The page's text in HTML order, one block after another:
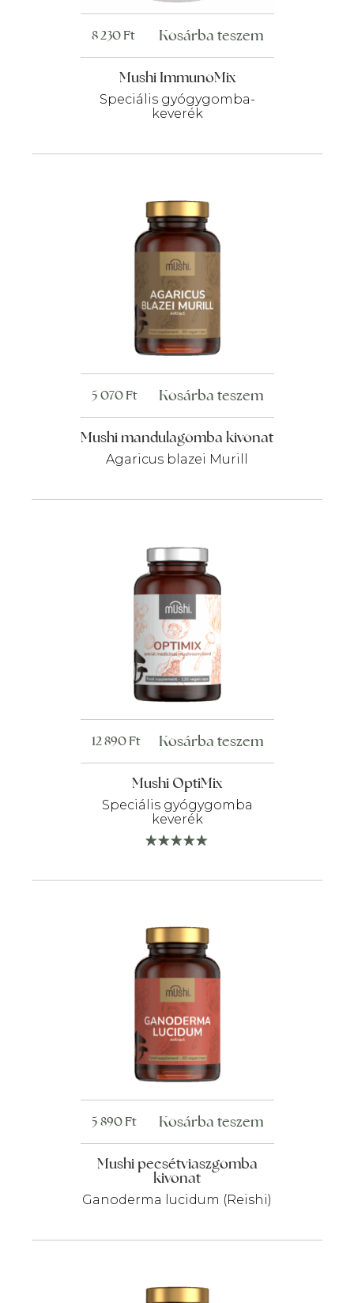
Mushi ImmunoMix
Speciális gyógygomba-
keverék
8 230Ft Kosárba teszem
Mushi mandulagomba kivonat
Agaricus blazei Murill
5 070Ft Kosárba teszem
Mushi OptiMix
Speciális gyógygomba
keverék
12 890Ft Kosárba teszem
Mushi pecsétviaszgomba
kivonat
Ganoderma lucidum (Reishi)
5 890Ft Kosárba teszem